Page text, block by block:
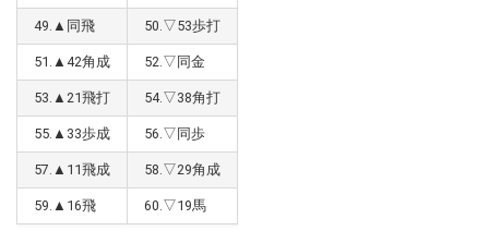
49.▲同飛 50.▽53歩打
51.▲42角成 52.▽同金
53.▲21飛打 54.▽38角打
55.▲33歩成 56.▽同歩
57.▲11飛成 58.▽29角成
59.▲16飛 60.▽19馬